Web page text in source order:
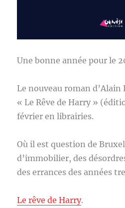
Une bonne année pour le
Le nouveau roman d’Alain
« Le Rêve de Harry »
février en librairies.
Où il est question de
d’immobilier, des
des errances des années
Le rêve de Harry.